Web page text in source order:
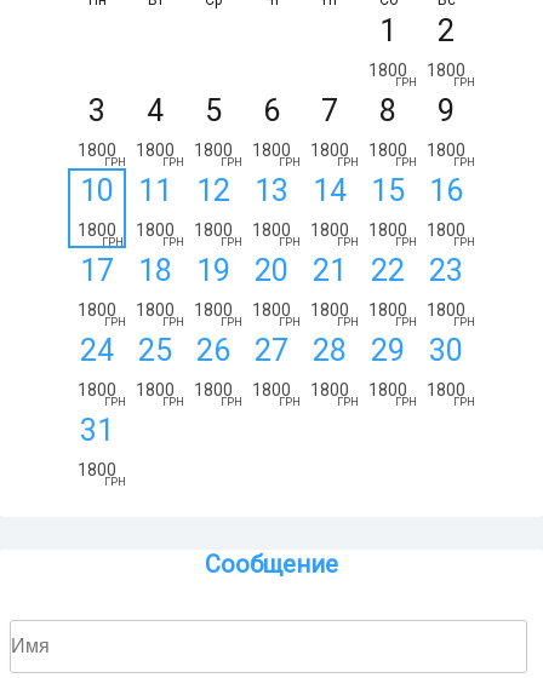
1
1800
ГРН
2
1800
ГРН
3
1800
ГРН
4
1800
ГРН
5
1800
ГРН
6
1800
ГРН
7
1800
ГРН
8
1800
ГРН
9
1800
ГРН
10
1800
ГРН
11
1800
ГРН
12
1800
ГРН
13
1800
ГРН
14
1800
ГРН
15
1800
ГРН
16
1800
ГРН
17
1800
ГРН
18
1800
ГРН
19
1800
ГРН
20
1800
ГРН
21
1800
ГРН
22
1800
ГРН
23
1800
ГРН
24
1800
ГРН
25
1800
ГРН
26
1800
ГРН
27
1800
ГРН
28
1800
ГРН
29
1800
ГРН
30
1800
ГРН
31
1800
ГРН
Сообщение